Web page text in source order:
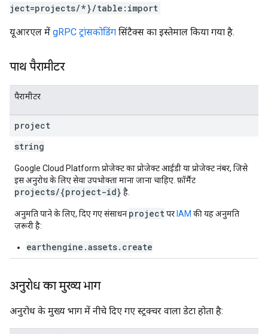
ject=projects/*}/table:import
यूआरएल में gRPC ट्रांसकोडिंग सिंटैक्स का इस्तेमाल किया गया है.
पाथ पैरामीटर
पैरामीटर
project
string
Google Cloud Platform प्रोजेक्ट का प्रोजेक्ट आईडी या प्रोजेक्ट नंबर, जिसे
इस अनुरोध के लिए सेवा उपभोक्ता माना जाना चाहिए. फ़ॉर्मैट
projects/{project-id} है.
अनुमति पाने के लिए, दिए गए संसाधन projectपर IAM की यह अनुमति
ज़रूरी है:
earthengine.assets.create
अनुरोध का मुख्य भाग
अनुरोध के मुख्य भाग में नीचे दिए गए स्ट्रक्चर वाला डेटा होता है: